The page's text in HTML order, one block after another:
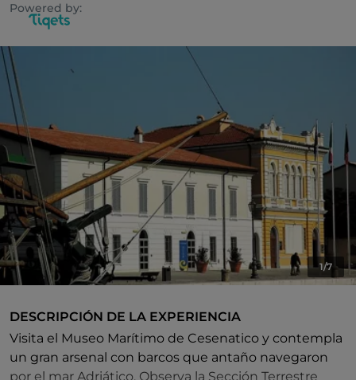
Powered by:
1/7
DESCRIPCIÓN DE LA EXPERIENCIA
Visita el Museo Marítimo de Cesenatico y contempla
un gran arsenal con barcos que antaño navegaron
por el mar Adriático. Observa la Sección Terrestre